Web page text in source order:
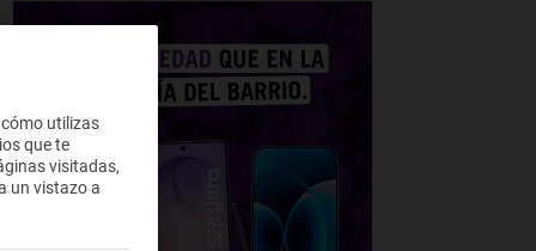
utilizas
que te
visitadas,
un vistazo a